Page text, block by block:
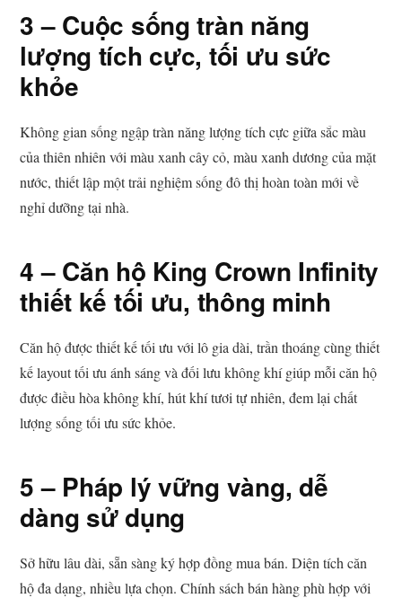
3 – Cuộc sống tràn năng
lượng tích cực, tối ưu sức
khỏe
Không gian sống ngập tràn năng lượng tích cực giữa sắc màu
của thiên nhiên với màu xanh cây cỏ, màu xanh dương của mặt
nước, thiết lập một trải nghiệm sống đô thị hoàn toàn mới về
nghỉ dưỡng tại nhà.
4 – Căn hộ King Crown Infinity
thiết kế tối ưu, thông minh
Căn hộ được thiết kế tối ưu với lô gia dài, trần thoáng cùng thiết
kế layout tối ưu ánh sáng và đối lưu không khí giúp mỗi căn hộ
được điều hòa không khí, hút khí tươi tự nhiên, đem lại chất
lượng sống tối ưu sức khỏe.
5 – Pháp lý vững vàng, dễ
dàng sử dụng
Sở hữu lâu dài, sẵn sàng ký hợp đồng mua bán. Diện tích căn
hộ đa dạng, nhiều lựa chọn. Chính sách bán hàng phù hợp với